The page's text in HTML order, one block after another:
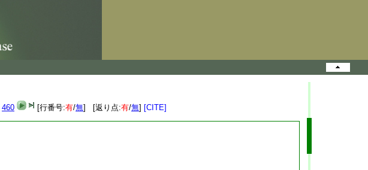
460 [行番号:有/無] [返り点:有/無] [CITE]